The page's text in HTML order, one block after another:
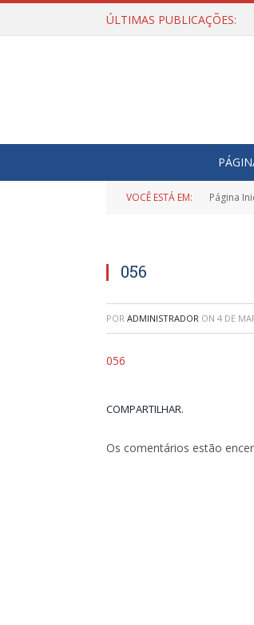
ÚLTIMAS PUBLICAÇÕES:
VOCÊ ESTÁ EM: Página
056
POR ADMINISTRADOR ON 4 DE
056
COMPARTILHAR.
Os comentários estão